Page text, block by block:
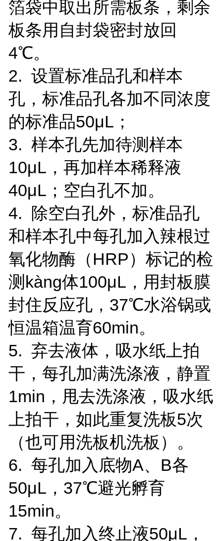
箔袋中取出所需板条，剩余
板条用自封袋密封放回
4℃。
2. 设置标准品孔和样本
孔，标准品孔各加不同浓度
的标准品50μL；
3. 样本孔先加待测样本
10μL，再加样本稀释液
40μL；空白孔不加。
4. 除空白孔外，标准品孔
和样本孔中每孔加入辣根过
氧化物酶（HRP）标记的检
测kàng体100μL，用封板膜
封住反应孔，37℃水浴锅或
恒温箱温育60min。
5. 弃去液体，吸水纸上拍
干，每孔加满洗涤液，静置
1min，甩去洗涤液，吸水纸
上拍干，如此重复洗板5次
（也可用洗板机洗板）。
6. 每孔加入底物A、B各
50μL，37℃避光孵育
15min。
7. 每孔加入终止液50μL，